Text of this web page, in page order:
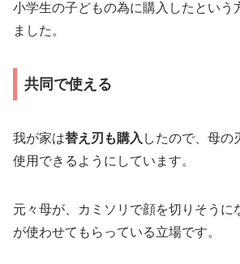
小学生の子どもの為に購入したという
ました。
共同で使える
我が家は替え刃も購入 したので、母の
使用できるようにしています。
元々母が、カミソリで顔を切りそうに
が使わせてもらっている立場です。